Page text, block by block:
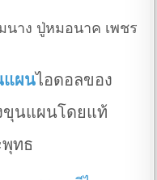
าง ปู่หมอนาค เพชร
แผนไอดอลของ
นแผนโดยแท้
ทธ